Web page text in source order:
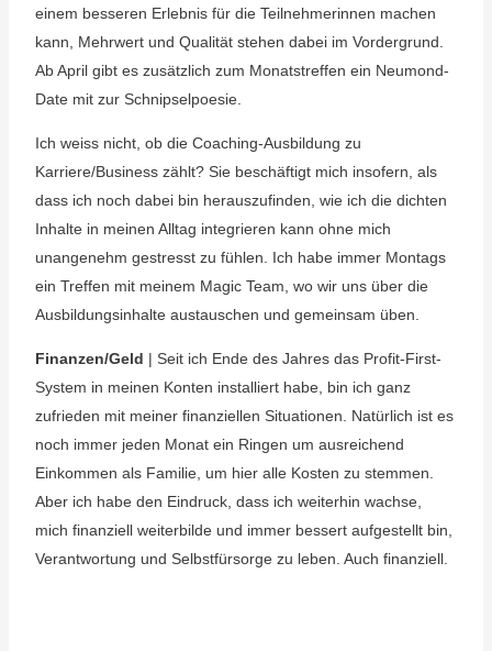
einem besseren Erlebnis für die Teilnehmerinnen machen
kann, Mehrwert und Qualität stehen dabei im Vordergrund.
Ab April gibt es zusätzlich zum Monatstreffen ein Neumond-
Date mit zur Schnipselpoesie.
Ich weiss nicht, ob die Coaching-Ausbildung zu
Karriere/Business zählt? Sie beschäftigt mich insofern, als
dass ich noch dabei bin herauszufinden, wie ich die dichten
Inhalte in meinen Alltag integrieren kann ohne mich
unangenehm gestresst zu fühlen. Ich habe immer Montags
ein Treffen mit meinem Magic Team, wo wir uns über die
Ausbildungsinhalte austauschen und gemeinsam üben.
Finanzen/Geld | Seit ich Ende des Jahres das Profit-First-
System in meinen Konten installiert habe, bin ich ganz
zufrieden mit meiner finanziellen Situationen. Natürlich ist es
noch immer jeden Monat ein Ringen um ausreichend
Einkommen als Familie, um hier alle Kosten zu stemmen.
Aber ich habe den Eindruck, dass ich weiterhin wachse,
mich finanziell weiterbilde und immer bessert aufgestellt bin,
Verantwortung und Selbstfürsorge zu leben. Auch finanziell.